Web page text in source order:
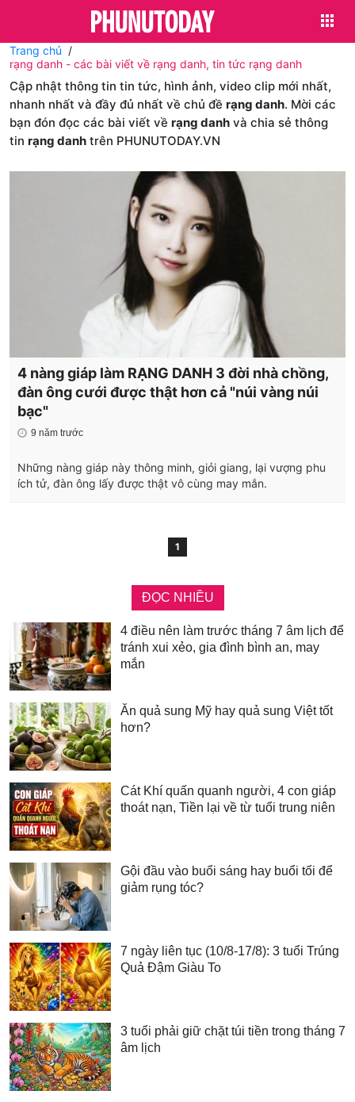
Trang chủ
rạng danh - các bài viết về rạng danh, tin tức rạng danh
Cập nhật thông tin tin tức, hình ảnh, video clip mới nhất,
nhanh nhất và đầy đủ nhất về chủ đề rạng danh. Mời các
bạn đón đọc các bài viết về rạng danh và chia sẻ thông
tin rạng danh trên PHUNUTODAY.VN
4 nàng giáp làm RẠNG DANH 3 đời nhà chồng,
đàn ông cưới được thật hơn cả "núi vàng núi
bạc"
9 năm trước
Những nàng giáp này thông minh, giỏi giang, lại vượng phu
ích tử, đàn ông lấy được thật vô cùng may mắn.
1
ĐỌC NHIỀU
4 điều nên làm trước tháng 7 âm lịch để
tránh xui xẻo, gia đình bình an, may
mắn
Ăn quả sung Mỹ hay quả sung Việt tốt
hơn?
Cát Khí quấn quanh người, 4 con giáp
thoát nạn, Tiền lại về từ tuổi trung niên
Gội đầu vào buổi sáng hay buổi tối để
giảm rụng tóc?
7 ngày liên tục (10/8-17/8): 3 tuổi Trúng
Quả Đậm Giàu To
3 tuổi phải giữ chặt túi tiền trong tháng 7
âm lịch